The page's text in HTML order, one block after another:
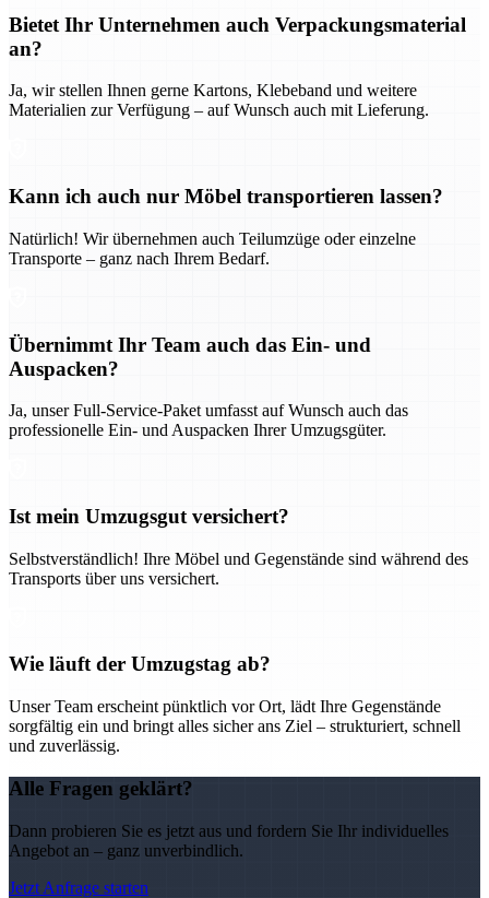
Bietet Ihr Unternehmen auch Verpackungsmaterial
an?
Ja, wir stellen Ihnen gerne Kartons, Klebeband und weitere
Materialien zur Verfügung – auf Wunsch auch mit Lieferung.
Kann ich auch nur Möbel transportieren lassen?
Natürlich! Wir übernehmen auch Teilumzüge oder einzelne
Transporte – ganz nach Ihrem Bedarf.
Übernimmt Ihr Team auch das Ein- und
Auspacken?
Ja, unser Full-Service-Paket umfasst auf Wunsch auch das
professionelle Ein- und Auspacken Ihrer Umzugsgüter.
Ist mein Umzugsgut versichert?
Selbstverständlich! Ihre Möbel und Gegenstände sind während des
Transports über uns versichert.
Wie läuft der Umzugstag ab?
Unser Team erscheint pünktlich vor Ort, lädt Ihre Gegenstände
sorgfältig ein und bringt alles sicher ans Ziel – strukturiert, schnell
und zuverlässig.
Alle Fragen geklärt?
Dann probieren Sie es jetzt aus und fordern Sie Ihr individuelles
Angebot an – ganz unverbindlich.
Jetzt Anfrage starten